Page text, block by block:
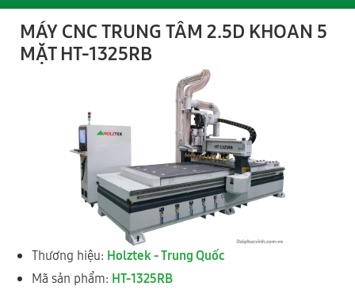
MÁY CNC TRUNG TÂM 2.5D KHOAN 5
MẶT HT-1325RB
Thương hiệu: Holztek - Trung Quốc
Mã sản phẩm: HT-1325RB
WM-4X4CNC/2A
MÁY PHAY CNC 4 TRỤC 16 DAO 2 BÀN KẸP PHÔI XOAY 360
ĐỘ